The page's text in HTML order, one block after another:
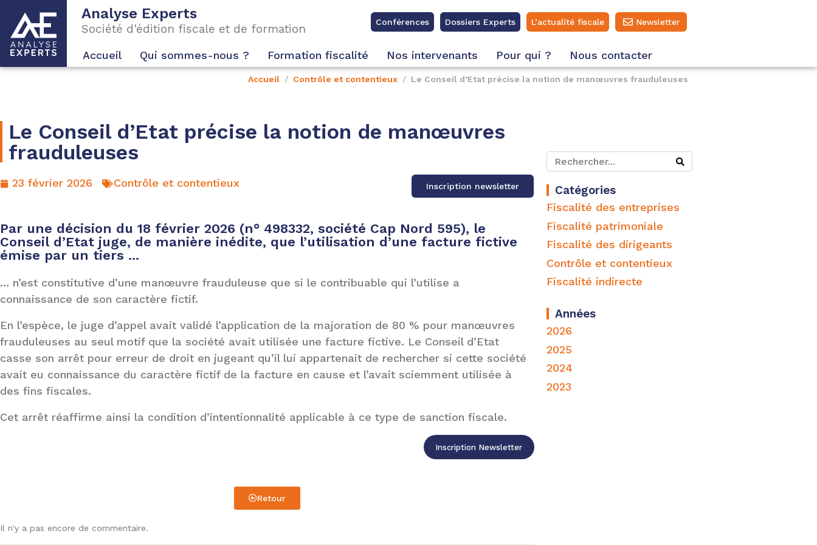
Analyse Experts
Société d'édition fiscale et de formation Conférences Dossiers Experts L’actualité fiscale Newsletter
Accueil Qui sommes-nous ? Formation fiscalité Nos intervenants Pour qui ? Nous contacter
Accueil Contrôle et contentieux Le Conseil d’Etat précise la notion de manœuvres frauduleuses
Le Conseil d’Etat précise la notion de manœuvres
frauduleuses
23 février 2026 Contrôle et contentieux Inscription newsletter
Par une décision du 18 février 2026 (n° 498332, société Cap Nord 595), le
Conseil d’Etat juge, de manière inédite, que l’utilisation d’une facture fictive
émise par un tiers ...
… n’est constitutive d’une manœuvre frauduleuse que si le contribuable qui l’utilise a
connaissance de son caractère fictif.
En l’espèce, le juge d’appel avait validé l’application de la majoration de 80 % pour manœuvres
frauduleuses au seul motif que la société avait utilisée une facture fictive. Le Conseil d’Etat
casse son arrêt pour erreur de droit en jugeant qu’il lui appartenait de rechercher si cette société
avait eu connaissance du caractère fictif de la facture en cause et l’avait sciemment utilisée à
des fins fiscales.
Cet arrêt réaffirme ainsi la condition d’intentionnalité applicable à ce type de sanction fiscale.
Inscription Newsletter
Retour
Il n'y a pas encore de commentaire.
Catégories
Fiscalité des entreprises
Fiscalité patrimoniale
Fiscalité des dirigeants
Contrôle et contentieux
Fiscalité indirecte
Années
2026
2025
2024
2023